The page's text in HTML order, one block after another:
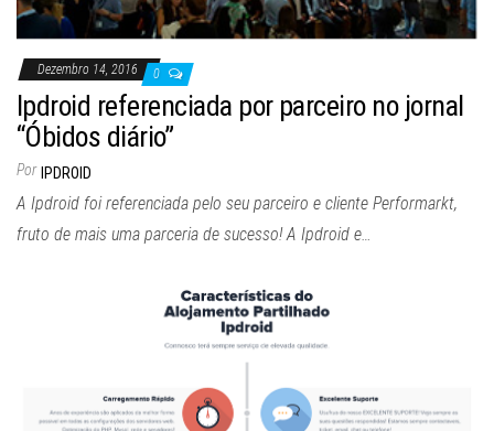
Dezembro 14, 2016 0
Ipdroid referenciada por parceiro no jornal
“Óbidos diário”
Por IPDROID
A Ipdroid foi referenciada pelo seu parceiro e cliente Performarkt,
fruto de mais uma parceria de sucesso! A Ipdroid e…